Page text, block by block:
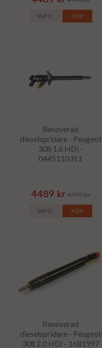
INFO KÖP
Renoverad
dieselspridare - Peugeot
308 1.6 HDi -
0445110311
4489 kr 4990 kr
INFO KÖP
Renoverad
dieselspridare - Peugeot
308 2.0 HDi - 1681997